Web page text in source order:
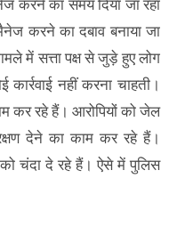
करने का समय दिया जा रहा
करने का दबाव बनाया जा
में सत्ता पक्ष से जुड़े हुए लोग
नहीं करना चाहती।
कर रहे हैं। आरोपियों को जेल
देने का काम कर रहे हैं।
चंदा दे रहे हैं। ऐसे में पुलिस